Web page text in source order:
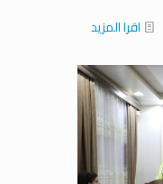
اقرا المزيد